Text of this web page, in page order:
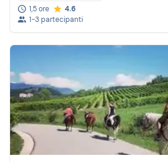
1,5 ore
4.6
1-3 partecipanti